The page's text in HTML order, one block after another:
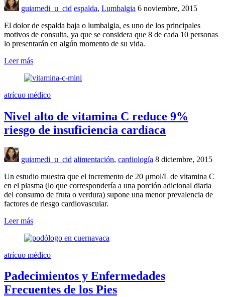
guiamedi_u_cid espalda, Lumbalgia 6 noviembre, 2015
El dolor de espalda baja o lumbalgia, es uno de los principales
motivos de consulta, ya que se considera que 8 de cada 10 personas
lo presentarán en algún momento de su vida.
Leer más
atrícuo médico
Nivel alto de vitamina C reduce 9%
riesgo de insuficiencia cardíaca
guiamedi_u_cid alimentación, cardiología 8 diciembre, 2015
Un estudio muestra que el incremento de 20 μmol/L de vitamina C
en el plasma (lo que correspondería a una porción adicional diaria
del consumo de fruta o verdura) supone una menor prevalencia de
factores de riesgo cardiovascular.
Leer más
atrícuo médico
Padecimientos y Enfermedades
Frecuentes de los Pies